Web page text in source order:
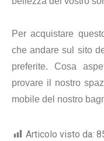
Per acquistare
che andare sul sito
preferite. Cosa
provare il nostro
mobile del nostro
Articolo visto da: